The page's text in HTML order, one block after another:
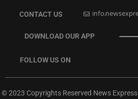
CONTACT US
DOWNLOAD OUR APP
FOLLOW US ON
© 2023 Copyrights Reserved News